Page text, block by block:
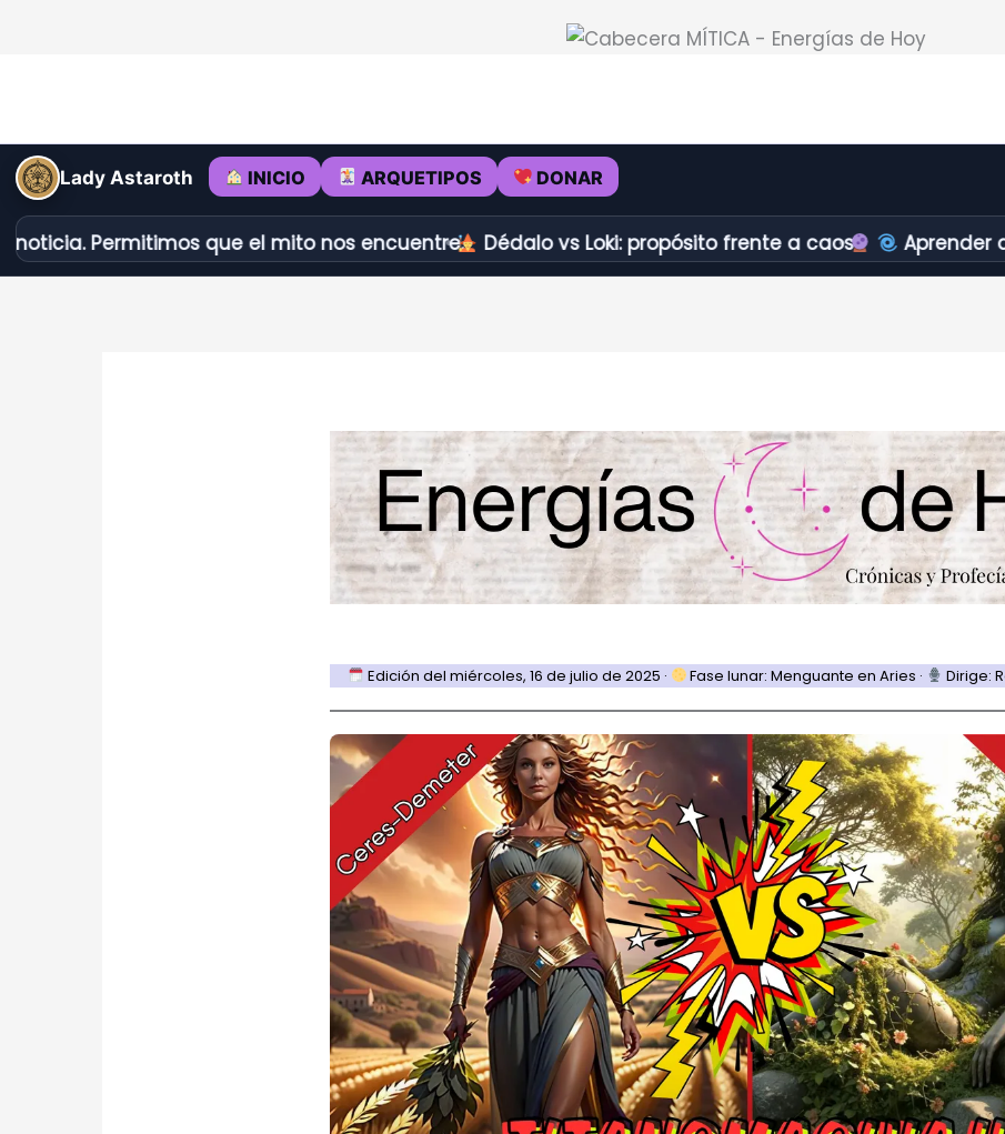
Lady Astaroth INICIO ARQUETIPOS DONAR
que el mito nos encuentre. Dédalo vs Loki: propósito frente a caos. Aprender a
Edición del miércoles, 16 de julio de 2025 · Fase lunar: Menguante en Aries · Dirige: